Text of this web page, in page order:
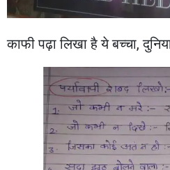
काफी पढ़ा लिखा है ये बच्चा,